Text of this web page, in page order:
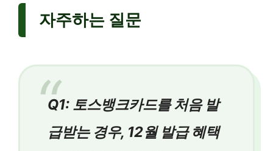
자주하는 질문
Q1: 토스뱅크카드를 처음 발
급받는 경우, 12월 발급 혜택